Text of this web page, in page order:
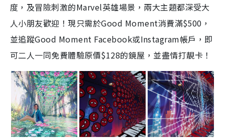
度，及冒險刺激的Marvel英雄場景，兩大主題都深受大
人小朋友歡迎！現只需於Good Moment消費滿$500，
並追蹤Good Moment Facebook或Instagram帳戶，即
可二人一同免費體驗原價$128的鏡屋，並盡情打靚卡！